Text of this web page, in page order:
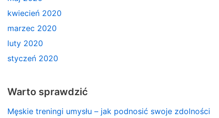
kwiecień 2020
marzec 2020
luty 2020
styczeń 2020
Warto sprawdzić
Męskie treningi umysłu – jak podnosić swoje zdolności